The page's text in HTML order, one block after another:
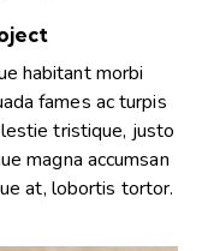
habitant morbi
fames ac turpis
tristique, justo
magna accumsan
at, lobortis tortor.